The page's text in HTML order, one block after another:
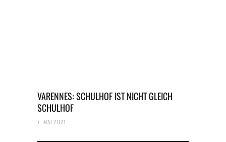
VARENNES: SCHULHOF IST NICHT GLEICH
SCHULHOF
7. MAI 2021